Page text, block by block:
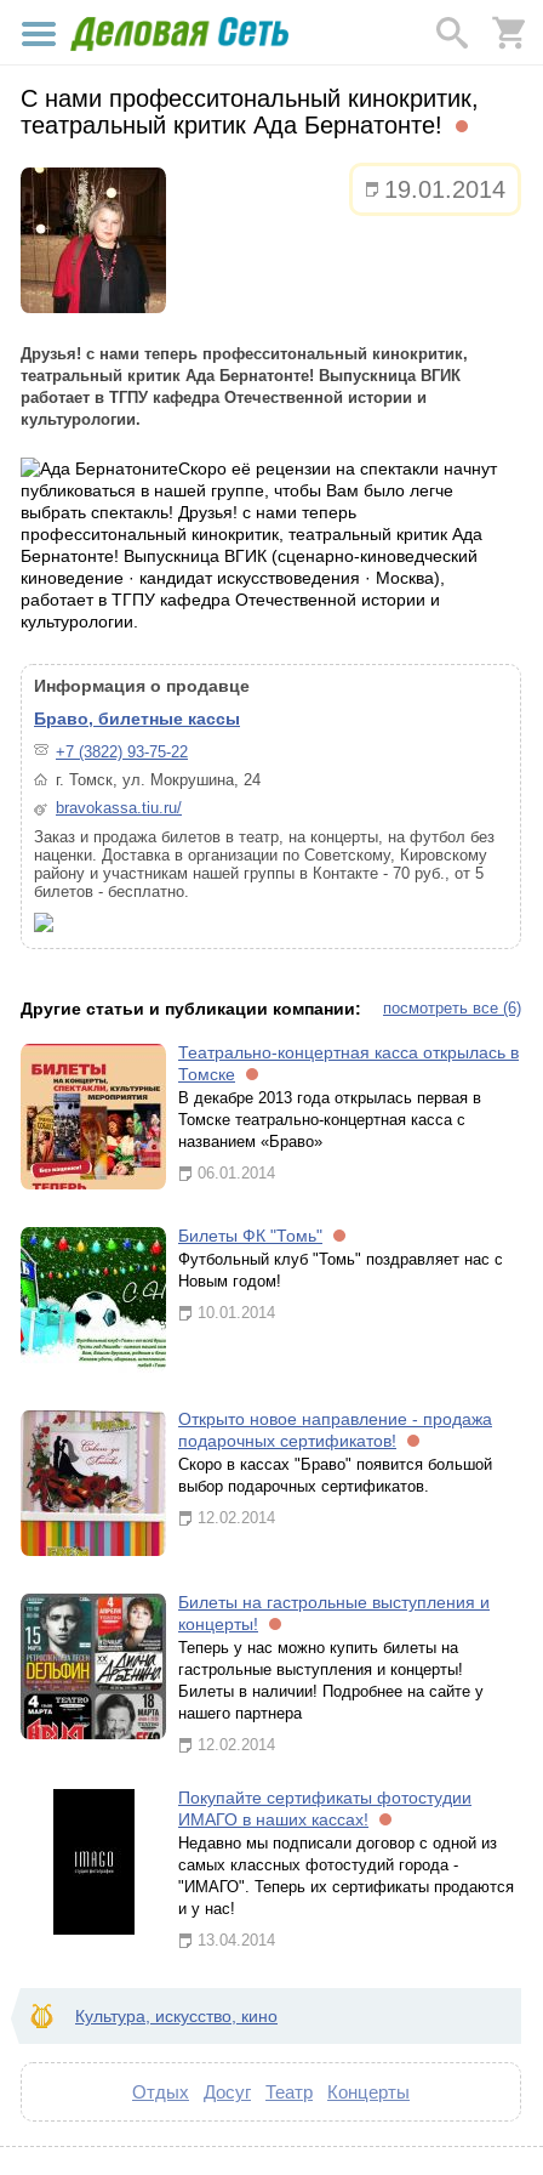
С нами професситональный кинокритик,
театральный критик Ада Бернатонте!
19.01.2014
Друзья! с нами теперь професситональный кинокритик,
театральный критик Ада Бернатонте! Выпускница ВГИК
работает в ТГПУ кафедра Отечественной истории и
культурологии.
Скоро её рецензии на спектакли начнут
публиковаться в нашей группе, чтобы Вам было легче
выбрать спектакль! Друзья! с нами теперь
професситональный кинокритик, театральный критик Ада
Бернатонте! Выпускница ВГИК (сценарно-киноведческий
киноведение · кандидат искусствоведения · Москва),
работает в ТГПУ кафедра Отечественной истории и
культурологии.
Информация о продавце
Браво, билетные кассы
+7 (3822) 93-75-22
г. Томск, ул. Мокрушина, 24
bravokassa.tiu.ru/
Заказ и продажа билетов в театр, на концерты, на футбол без
наценки. Доставка в организации по Советскому, Кировскому
району и участникам нашей группы в Контакте - 70 руб., от 5
билетов - бесплатно.
посмотреть все (6)
Другие статьи и публикации компании:
Театрально-концертная касса открылась в
Томске
В декабре 2013 года открылась первая в
Томске театрально-концертная касса с
названием «Браво»
06.01.2014
Билеты ФК "Томь"
Футбольный клуб "Томь" поздравляет нас с
Новым годом!
10.01.2014
Открыто новое направление - продажа
подарочных сертификатов!
Скоро в кассах "Браво" появится большой
выбор подарочных сертификатов.
12.02.2014
Билеты на гастрольные выступления и
концерты!
Теперь у нас можно купить билеты на
гастрольные выступления и концерты!
Билеты в наличии! Подробнее на сайте у
нашего партнера
12.02.2014
Покупайте сертификаты фотостудии
ИМАГО в наших кассах!
Недавно мы подписали договор с одной из
самых классных фотостудий города -
"ИМАГО". Теперь их сертификаты продаются
и у нас!
13.04.2014
Культура, искусство, кино
Отдых Досуг Театр Концерты